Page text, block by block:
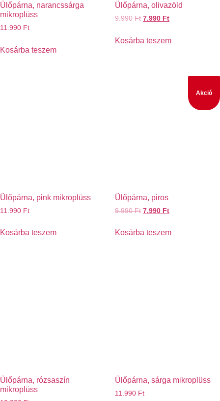
Ülőpárna, narancssárga
mikroplüss
11.990 Ft
Kosárba teszem
Ülőpárna, olivazöld
9.990Ft 7.990 Ft
Kosárba teszem
Ülőpárna, pink mikroplüss
11.990 Ft
Kosárba teszem
Akció
Ülőpárna, piros
9.990Ft 7.990 Ft
Kosárba teszem
Ülőpárna, rózsaszín
mikroplüss
Ülőpárna, sárga mikroplüss
11.990 Ft